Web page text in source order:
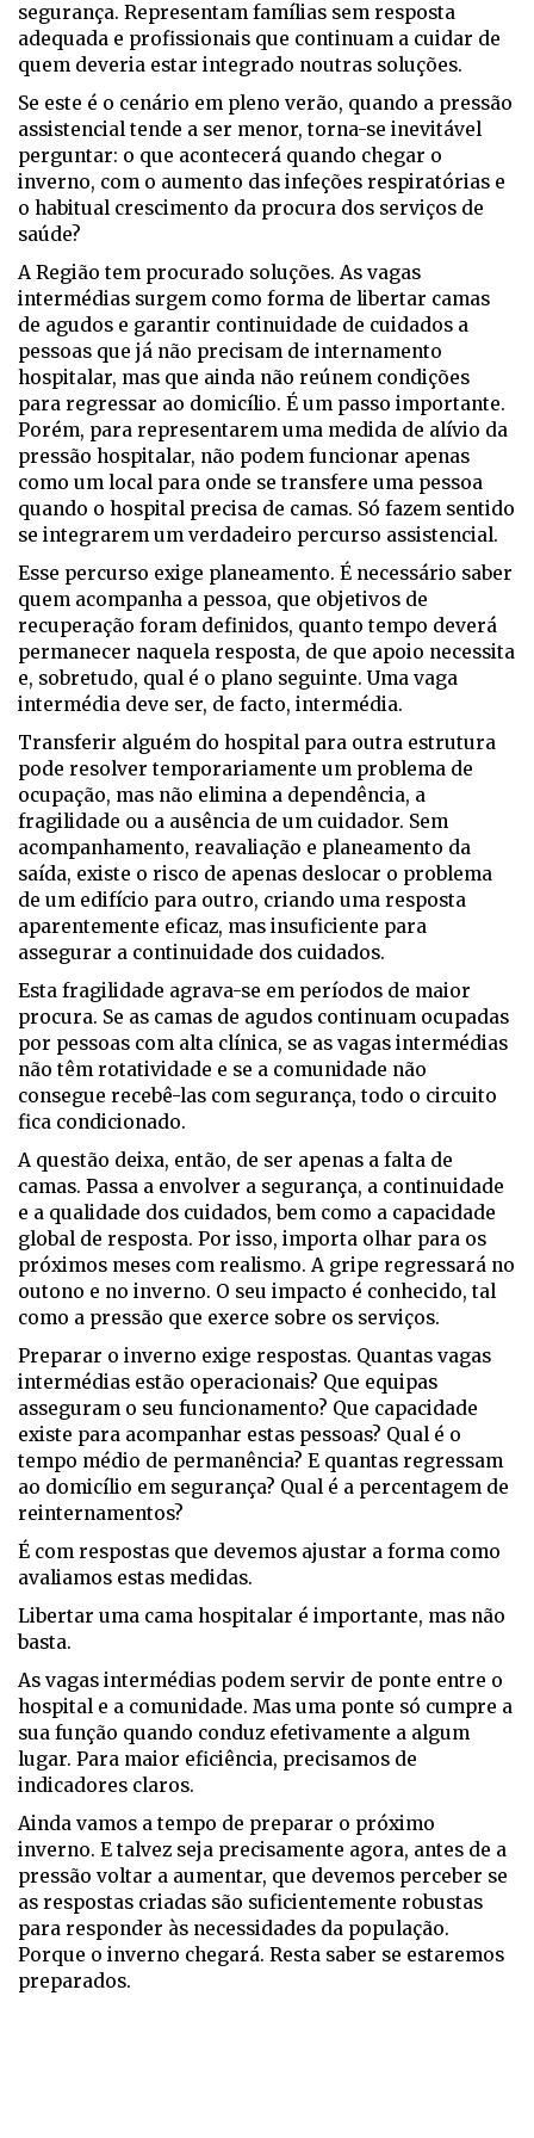
segurança. Representam famílias sem resposta
adequada e profissionais que continuam a cuidar de
quem deveria estar integrado noutras soluções.
Se este é o cenário em pleno verão, quando a pressão
assistencial tende a ser menor, torna-se inevitável
perguntar: o que acontecerá quando chegar o
inverno, com o aumento das infeções respiratórias e
o habitual crescimento da procura dos serviços de
saúde?
A Região tem procurado soluções. As vagas
intermédias surgem como forma de libertar camas
de agudos e garantir continuidade de cuidados a
pessoas que já não precisam de internamento
hospitalar, mas que ainda não reúnem condições
para regressar ao domicílio. É um passo importante.
Porém, para representarem uma medida de alívio da
pressão hospitalar, não podem funcionar apenas
como um local para onde se transfere uma pessoa
quando o hospital precisa de camas. Só fazem sentido
se integrarem um verdadeiro percurso assistencial.
Esse percurso exige planeamento. É necessário saber
quem acompanha a pessoa, que objetivos de
recuperação foram definidos, quanto tempo deverá
permanecer naquela resposta, de que apoio necessita
e, sobretudo, qual é o plano seguinte. Uma vaga
intermédia deve ser, de facto, intermédia.
Transferir alguém do hospital para outra estrutura
pode resolver temporariamente um problema de
ocupação, mas não elimina a dependência, a
fragilidade ou a ausência de um cuidador. Sem
acompanhamento, reavaliação e planeamento da
saída, existe o risco de apenas deslocar o problema
de um edifício para outro, criando uma resposta
aparentemente eficaz, mas insuficiente para
assegurar a continuidade dos cuidados.
Esta fragilidade agrava-se em períodos de maior
procura. Se as camas de agudos continuam ocupadas
por pessoas com alta clínica, se as vagas intermédias
não têm rotatividade e se a comunidade não
consegue recebê-las com segurança, todo o circuito
fica condicionado.
A questão deixa, então, de ser apenas a falta de
camas. Passa a envolver a segurança, a continuidade
e a qualidade dos cuidados, bem como a capacidade
global de resposta. Por isso, importa olhar para os
próximos meses com realismo. A gripe regressará no
outono e no inverno. O seu impacto é conhecido, tal
como a pressão que exerce sobre os serviços.
Preparar o inverno exige respostas. Quantas vagas
intermédias estão operacionais? Que equipas
asseguram o seu funcionamento? Que capacidade
existe para acompanhar estas pessoas? Qual é o
tempo médio de permanência? E quantas regressam
ao domicílio em segurança? Qual é a percentagem de
reinternamentos?
É com respostas que devemos ajustar a forma como
avaliamos estas medidas.
Libertar uma cama hospitalar é importante, mas não
basta.
As vagas intermédias podem servir de ponte entre o
hospital e a comunidade. Mas uma ponte só cumpre a
sua função quando conduz efetivamente a algum
lugar. Para maior eficiência, precisamos de
indicadores claros.
Ainda vamos a tempo de preparar o próximo
inverno. E talvez seja precisamente agora, antes de a
pressão voltar a aumentar, que devemos perceber se
as respostas criadas são suficientemente robustas
para responder às necessidades da população.
Porque o inverno chegará. Resta saber se estaremos
preparados.